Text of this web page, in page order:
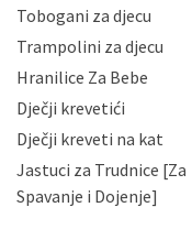
priopćavanje
zaposlenicima
slučajevima koji
da možete u
zatražiti
podataka.
gore navedenu
Tobogani za djecu
Trampolini za djecu
Hranilice Za Bebe
Dječji krevetići
Dječji kreveti na kat
Jastuci za Trudnice [Za
Spavanje i Dojenje]